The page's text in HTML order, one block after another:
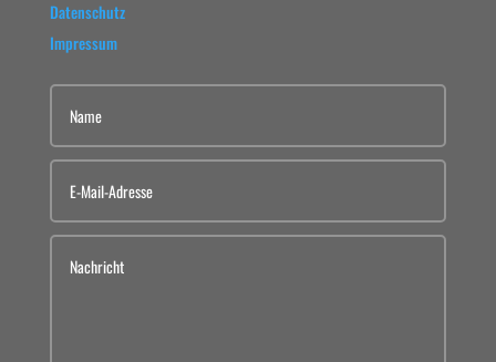
Datenschutz
Impressum